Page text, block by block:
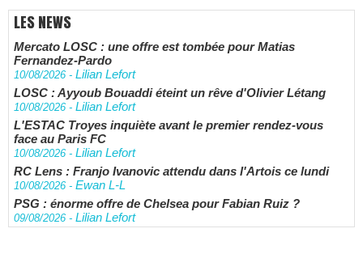
LES NEWS
Mercato LOSC : une offre est tombée pour Matias
Fernandez-Pardo
10/08/2026 - Lilian Lefort
LOSC : Ayyoub Bouaddi éteint un rêve d'Olivier Létang
10/08/2026 - Lilian Lefort
L'ESTAC Troyes inquiète avant le premier rendez-vous
face au Paris FC
10/08/2026 - Lilian Lefort
RC Lens : Franjo Ivanovic attendu dans l'Artois ce lundi
10/08/2026 - Ewan L-L
PSG : énorme offre de Chelsea pour Fabian Ruiz ?
09/08/2026 - Lilian Lefort